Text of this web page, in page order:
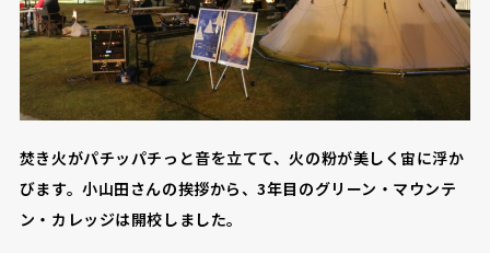
焚き火がパチッパチっと音を立てて、火の粉が美しく宙に浮か
びます。小山田さんの挨拶から、3年目のグリーン・マウンテ
ン・カレッジは開校しました。